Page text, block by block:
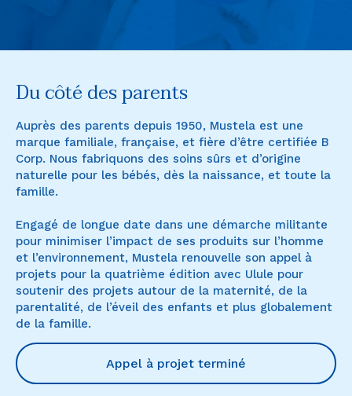
Du côté des parents
Auprès des parents depuis 1950, Mustela est une
marque familiale, française, et fière d’être certifiée B
Corp. Nous fabriquons des soins sûrs et d’origine
naturelle pour les bébés, dès la naissance, et toute la
famille.
Engagé de longue date dans une démarche militante
pour minimiser l’impact de ses produits sur l’homme
et l’environnement, Mustela renouvelle son appel à
projets pour la quatrième édition avec Ulule pour
soutenir des projets autour de la maternité, de la
parentalité, de l’éveil des enfants et plus globalement
de la famille.
Appel à projet terminé